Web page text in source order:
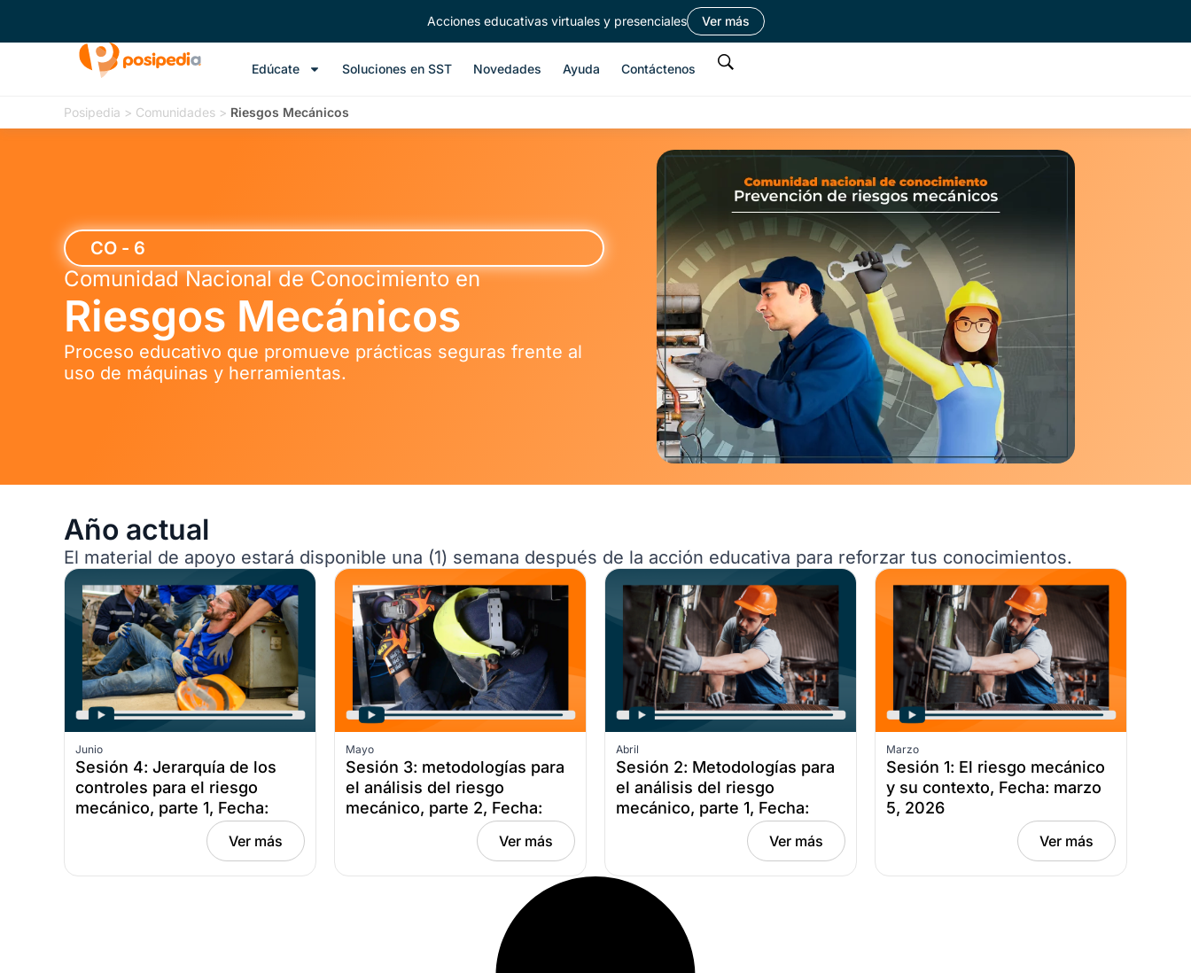
Acciones educativas virtuales y presenciales Ver más
Edúcate Soluciones en SST Novedades Ayuda Contáctenos
Posipedia > Comunidades > Riesgos Mecánicos
CO - 6
Comunidad Nacional de Conocimiento en
Riesgos Mecánicos
Proceso educativo que promueve prácticas seguras frente al
uso de máquinas y herramientas.
Año actual
El material de apoyo estará disponible una (1) semana después de la acción educativa para reforzar tus conocimientos.
Junio
Sesión 4: Jerarquía de los
controles para el riesgo
mecánico, parte 1, Fecha:
Ver más
Mayo
Sesión 3: metodologías para
el análisis del riesgo
mecánico, parte 2, Fecha:
Ver más
Abril
Sesión 2: Metodologías para
el análisis del riesgo
mecánico, parte 1, Fecha:
Ver más
Marzo
Sesión 1: El riesgo mecánico
y su contexto, Fecha: marzo
5, 2026
Ver más